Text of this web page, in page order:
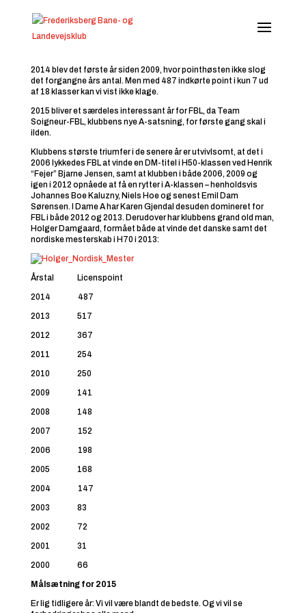
Nedenfor ser du en liste over klubbens indkørte licenspoints de
2014 blev det første år siden 2009, hvor pointhøsten ikke slog
det forgangne års antal. Men med 487 indkørte point i kun 7 ud
af 18 klasser kan vi vist ikke klage.
2015 bliver et særdeles interessant år for FBL, da Team
Soigneur-FBL, klubbens nye A-satsning, for første gang skal i
ilden.
Klubbens største triumfer i de senere år er utvivlsomt, at det i
2006 lykkedes FBL at vinde en DM-titel i H50-klassen ved Henrik
“Fejer” Bjarne Jensen, samt at klubben i både 2006, 2009 og
igen i 2012 opnåede at få en rytter i A-klassen – henholdsvis
Johannes Boe Kaluzny, Niels Hoe og senest Emil Dam
Sørensen. I Dame A har Karen Gjendal desuden domineret for
FBL i både 2012 og 2013. Derudover har klubbens grand old man,
Holger Damgaard, formået både at vinde det danske samt det
nordiske mesterskab i H70 i 2013:
Årstal Licenspoint
2014 487
2013 517
2012 367
2011 254
2010 250
2009 141
2008 148
2007 152
2006 198
2005 168
2004 147
2003 83
2002 72
2001 31
2000 66
Målsætning for 2015
Er lig tidligere år: Vi vil være blandt de bedste. Og vi vil se